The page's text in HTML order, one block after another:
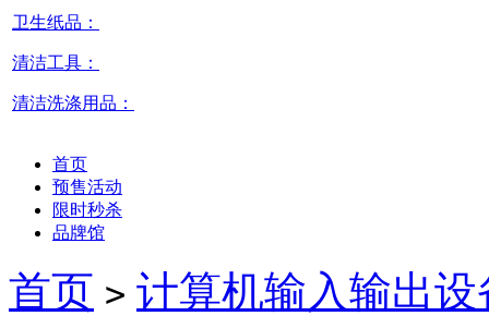
卫生纸品：
清洁工具：
清洁洗涤用品：
首页
预售活动
限时秒杀
品牌馆
首页 > 计算机输入输出设